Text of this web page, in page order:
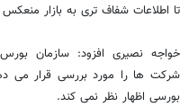
تا اطلاعات شفاف تری به بازار
خواجه نصیری افزود: سازمان
شرکت ها را مورد بررسی قرار
بورسی اظهار نظر نمی کند.